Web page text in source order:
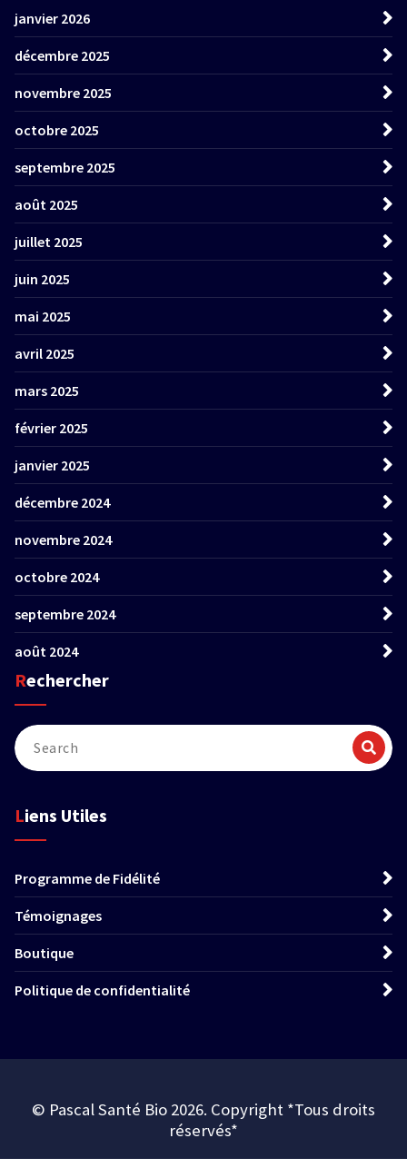
janvier 2026
décembre 2025
novembre 2025
octobre 2025
septembre 2025
août 2025
juillet 2025
juin 2025
mai 2025
avril 2025
mars 2025
février 2025
janvier 2025
décembre 2024
novembre 2024
octobre 2024
septembre 2024
août 2024
Rechercher
Liens Utiles
Programme de Fidélité
Témoignages
Boutique
Politique de confidentialité
© Pascal Santé Bio 2026. Copyright *Tous droits
réservés*